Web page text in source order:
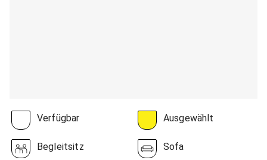
Verfügbar Ausgewählt
Begleitsitz Sofa